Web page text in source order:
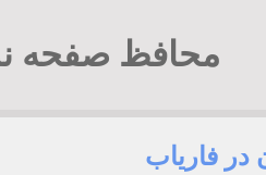
محافظ صفحه
فاریاب